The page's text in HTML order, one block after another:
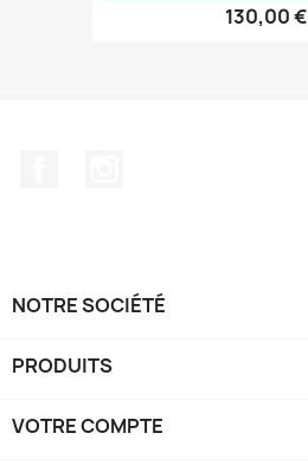
130,00 €
NOTRE SOCIÉTÉ
PRODUITS
VOTRE COMPTE